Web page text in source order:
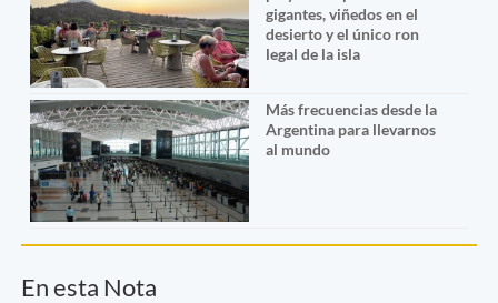
gigantes, viñedos en el
desierto y el único ron
legal de la isla
Más frecuencias desde la
Argentina para llevarnos
al mundo
En esta Nota